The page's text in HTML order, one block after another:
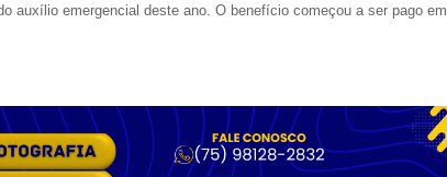
auxílio emergencial deste ano. O benefício começou a ser pago em